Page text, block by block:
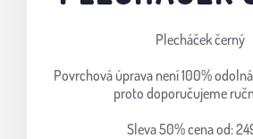
Plecháček černý
Povrchová úprava není 100%
proto doporučujeme
Sleva 50%cena od: